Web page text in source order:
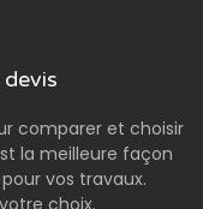
comparer et choisir
la meilleure façon
vos travaux.